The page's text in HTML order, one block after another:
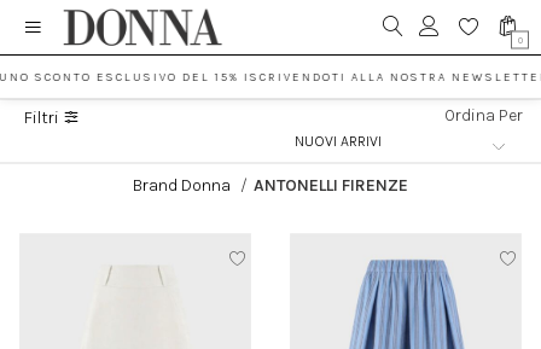
0
SCONTO ESCLUSIVO DEL 15% ISCRIVENDOTI ALLA NOSTRA
Filtri Ordina Per
Brand Donna / ANTONELLI FIRENZE